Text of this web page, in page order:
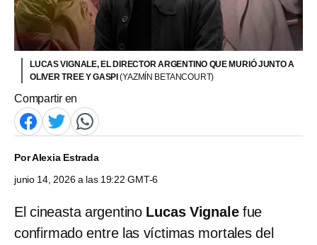
LUCAS VIGNALE, EL DIRECTOR ARGENTINO QUE MURIÓ JUNTO A
OLIVER TREE Y GASPI(YAZMÍN BETANCOURT)
Compartir en
PorAlexia Estrada
junio 14, 2026 a las 19:22 GMT-6
El cineasta argentino Lucas Vignalefue
confirmado entre las víctimas mortales del